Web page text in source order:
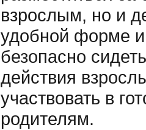
взрослым, но и
удобной форме и
безопасно
действия
участвовать в
родителям.